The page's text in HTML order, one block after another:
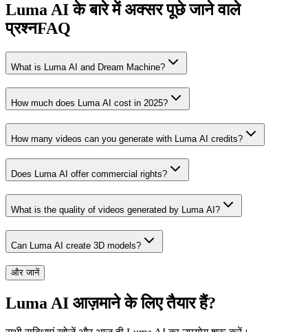
Luma AI के बारे में अक्सर पूछे जाने वाले
प्रश्नFAQ
What is Luma AI and Dream Machine?
How much does Luma AI cost in 2025?
How many videos can you generate with Luma AI credits?
Does Luma AI offer commercial rights?
What is the quality of videos generated by Luma AI?
Can Luma AI create 3D models?
और जानें
Luma AI आज़माने के लिए तैयार हैं?